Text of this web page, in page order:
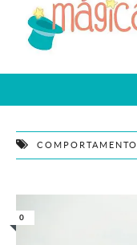
COMPORTAMENTO
0